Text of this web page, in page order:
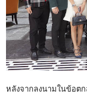
หลังจากลงนามในข้อต